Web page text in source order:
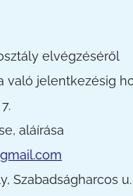
elvégzéséről
való jelentkezésig
aláírása
Szabadságharcos u.